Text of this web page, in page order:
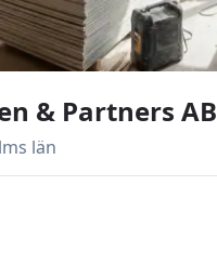
& Partners AB
län